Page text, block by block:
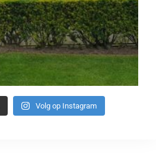
Volg op Instagram